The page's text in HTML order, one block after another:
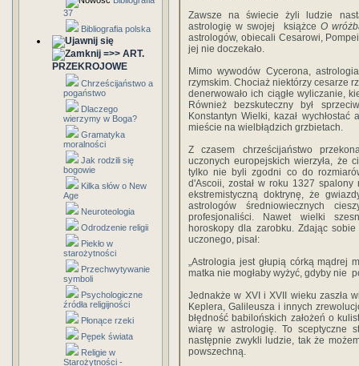
37
Bibliografia polska
=>> ART.
PRZEKROJOWE
Chrześcijaństwo a
pogaństwo
Dlaczego
wierzymy w Boga?
Gramatyka
moralności
Jak rodzili się
bogowie
Kilka słów o New
Age
Neuroteologia
Odrodzenie religii
Piekło w
starożytności
Przechwytywanie
symboli
Psychologiczne
źródła religijności
Płonące rzeki
Pępek świata
Religie w
Starożytności -
Zawsze na świecie żyli ludzie
astrologię w swojej książce O
astrologów, obiecali Cesarowi,
jej nie doczekało.
Mimo wywodów Cycerona,
rzymskim. Chociaż niektórzy cesarze
denerwowało ich ciągłe wyliczanie,
Również bezskuteczny był
Konstantyn Wielki, kazał
mieście na wielbłądzich grzbietach.
Z czasem chrześcijaństwo
uczonych europejskich wierzyła, że
tylko nie byli zgodni co do
d'Ascoii, został w roku 1327 spalony
ekstremistyczną doktrynę, że
astrologów średniowiecznych
profesjonaliści. Nawet wielki
horoskopy dla zarobku. Zdając
uczonego, pisał:
„Astrologia jest głupią córką mądrej
matka nie mogłaby wyżyć, gdyby nie
Jednakże w XVI i XVII wieku zaszła
Keplera, Galileusza i innych
błędność babilońskich założeń o
wiarę w astrologię. To sceptyczne
następnie zwykli ludzie, tak że
powszechną.